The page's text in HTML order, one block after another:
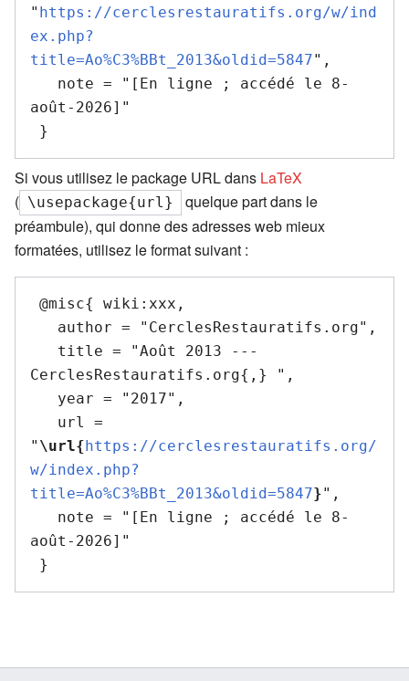
" https://cerclesrestauratifs.org/w/ind
ex.php?
title=Ao%C3%BBt_2013&oldid=5847",
août-2026]"
Si vous utilisez le package URL dans LaTeX
( \usepackage{url}
quelque part dans le
préambule), qui donne des adresses web mieux
formatées, utilisez le format suivant :
CerclesRestauratifs.org{,} ",
" \url{ https://cerclesrestauratifs.org/
w/index.php?
title=Ao%C3%BBt_2013&oldid=5847}",
août-2026]"